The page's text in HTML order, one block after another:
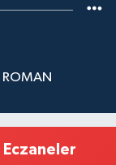
ROMAN